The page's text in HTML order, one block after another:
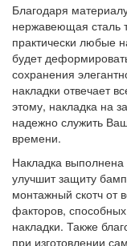
Благодаря
нержавеющая сталь
практически любые
будет
сохранения
накладки отвечает
этому, накладка на
надежно служить
времени.
Накладка
улучшит защиту
монтажный скотч от
факторов,
накладки. Также
при изготовлении